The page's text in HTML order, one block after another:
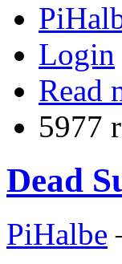
Login
Read
5977
Dead
PiHalbe